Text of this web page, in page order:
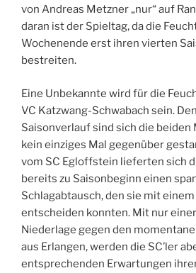
von Andreas Metzner „nur“ auf
daran ist der Spieltag, da die
Wochenende erst ihren vierten
bestreiten.
Eine Unbekannte wird für die
VC Katzwang-Schwabach sein.
Saisonverlauf sind sich die beiden
kein einziges Mal gegenüber
vom SC Egloffstein lieferten sich
bereits zu Saisonbeginn einen
Schlagabtausch, den sie mit
entscheiden konnten. Mit nur
Niederlage gegen den
aus Erlangen, werden die SC’ler
entsprechenden Erwartungen